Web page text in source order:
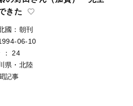
きた
國：朝刊
06-10
：
24
県・北陸
記事